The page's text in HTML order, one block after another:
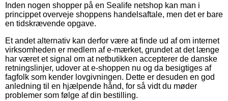
Inden nogen shopper på en Sealife netshop kan man i
princippet overveje shoppens handelsaftale, men det er bare
en tidskrævende opgave.
Et andet alternativ kan derfor være at finde ud af om internet
virksomheden er medlem af e-mærket, grundet at det længe
har været et signal om at netbutikken accepterer de danske
retningslinjer, udover at e-shoppen nu og da besigtiges af
fagfolk som kender lovgivningen. Dette er desuden en god
anledning til en hjælpende hånd, for så vidt du møder
problemer som følge af din bestilling.